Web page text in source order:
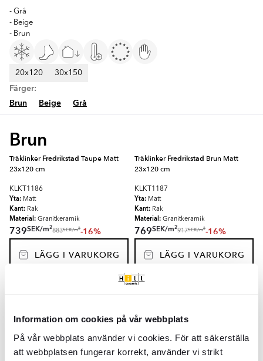
Information om cookies på vår webbplats
På vår webbplats använder vi cookies. För att säkerställa
att webbplatsen fungerar korrekt, använder vi strikt
- Grå
- Beige
- Brun
20x120 30x150
Färger:
Brun
Beige Grå
Brun
TräklinkerFredrikstad Taupe Matt
23x120 cm
KLKT1186
Yta: Matt
Kant: Rak
Material: Granitkeramik
739SEK/m2
883SEK/m2-16%
LÄGG I VARUKORG
TräklinkerFredrikstad Brun Matt
23x120 cm
KLKT1187
Yta: Matt
Kant: Rak
Material: Granitkeramik
769SEK/m2
917SEK/m2-16%
LÄGG I VARUKORG
KLKT1190
Yta:Matt
Material:Granitkeramik
KLKT1191
Yta: Matt
Material:Granitkeramik